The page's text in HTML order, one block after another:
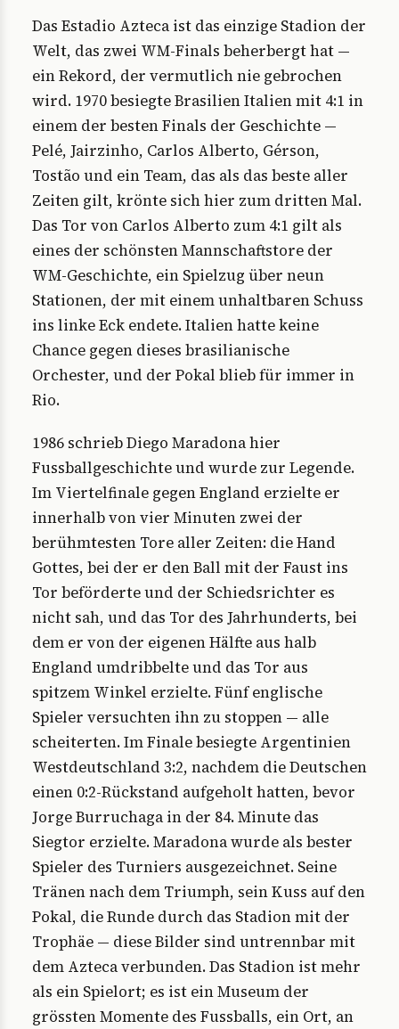
Das Estadio Azteca ist das einzige Stadion der
Welt, das zwei WM-Finals beherbergt hat —
ein Rekord, der vermutlich nie gebrochen
wird. 1970 besiegte Brasilien Italien mit 4:1 in
einem der besten Finals der Geschichte —
Pelé, Jairzinho, Carlos Alberto, Gérson,
Tostão und ein Team, das als das beste aller
Zeiten gilt, krönte sich hier zum dritten Mal.
Das Tor von Carlos Alberto zum 4:1 gilt als
eines der schönsten Mannschaftstore der
WM-Geschichte, ein Spielzug über neun
Stationen, der mit einem unhaltbaren Schuss
ins linke Eck endete. Italien hatte keine
Chance gegen dieses brasilianische
Orchester, und der Pokal blieb für immer in
Rio.
1986 schrieb Diego Maradona hier
Fussballgeschichte und wurde zur Legende.
Im Viertelfinale gegen England erzielte er
innerhalb von vier Minuten zwei der
berühmtesten Tore aller Zeiten: die Hand
Gottes, bei der er den Ball mit der Faust ins
Tor beförderte und der Schiedsrichter es
nicht sah, und das Tor des Jahrhunderts, bei
dem er von der eigenen Hälfte aus halb
England umdribbelte und das Tor aus
spitzem Winkel erzielte. Fünf englische
Spieler versuchten ihn zu stoppen — alle
scheiterten. Im Finale besiegte Argentinien
Westdeutschland 3:2, nachdem die Deutschen
einen 0:2-Rückstand aufgeholt hatten, bevor
Jorge Burruchaga in der 84. Minute das
Siegtor erzielte. Maradona wurde als bester
Spieler des Turniers ausgezeichnet. Seine
Tränen nach dem Triumph, sein Kuss auf den
Pokal, die Runde durch das Stadion mit der
Trophäe — diese Bilder sind untrennbar mit
dem Azteca verbunden. Das Stadion ist mehr
als ein Spielort; es ist ein Museum der
grössten Momente des Fussballs, ein Ort, an